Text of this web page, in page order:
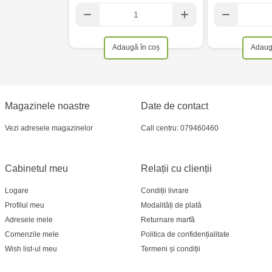
MultiStore Căușeni- str. Iurii Gagarin 24
Adaugă în coș
Magazinele noastre
Vezi adresele magazinelor
Relații cu clienții
Condiții livrare
Modalități de plată
Returnare marfă
Politica de confidențialitate
Termeni și condiții
Cabinetul meu
Logare
Profilul meu
Adresele mele
Comenzile mele
Wish list-ul meu
Date de contact
Call centru: 079460460